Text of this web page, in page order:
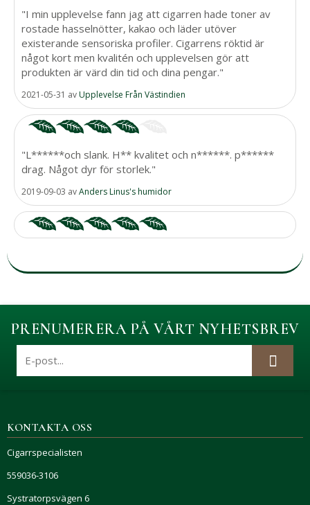
"I min upplevelse fann jag att cigarren hade toner av
rostade hasselnötter, kakao och läder utöver
existerande sensoriska profiler. Cigarrens röktid är
något kort men kvalitén och upplevelsen gör att
produkten är värd din tid och dina pengar."
2021-05-31 avUpplevelse Från Västindien
"L******och slank. H** kvalitet och n******. p******
drag. Något dyr för storlek."
2019-09-03 avAnders Linus's humidor
PRENUMERERA PÅ VÅRT NYHETSBREV
KONTAKTA OSS
Cigarrspecialisten
559036-3106
Systratorpsvägen 6